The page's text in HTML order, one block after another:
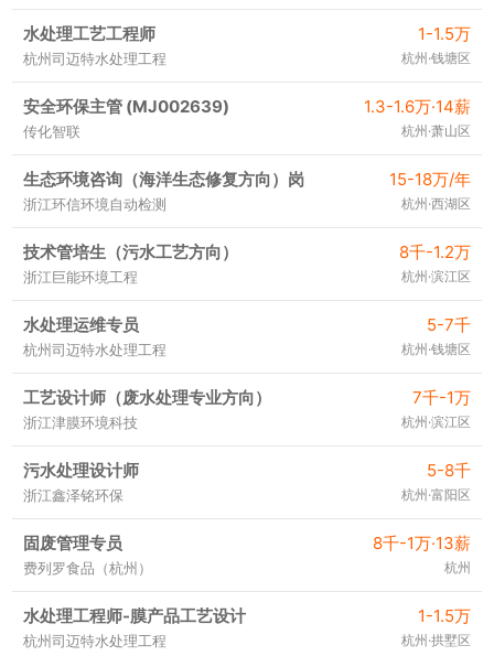
水处理工艺工程师 1-1.5万
杭州司迈特水处理工程 杭州·钱塘区
安全环保主管 (MJ002639) 1.3-1.6万·14薪
传化智联 杭州·萧山区
生态环境咨询（海洋生态修复方向）岗 15-18万/年
浙江环信环境自动检测 杭州·西湖区
技术管培生（污水工艺方向） 8千-1.2万
浙江巨能环境工程 杭州·滨江区
水处理运维专员 5-7千
杭州司迈特水处理工程 杭州·钱塘区
工艺设计师（废水处理专业方向） 7千-1万
浙江津膜环境科技 杭州·滨江区
污水处理设计师 5-8千
浙江鑫泽铭环保 杭州·富阳区
固废管理专员 8千-1万·13薪
费列罗食品（杭州） 杭州
水处理工程师-膜产品工艺设计 1-1.5万
杭州司迈特水处理工程 杭州·拱墅区